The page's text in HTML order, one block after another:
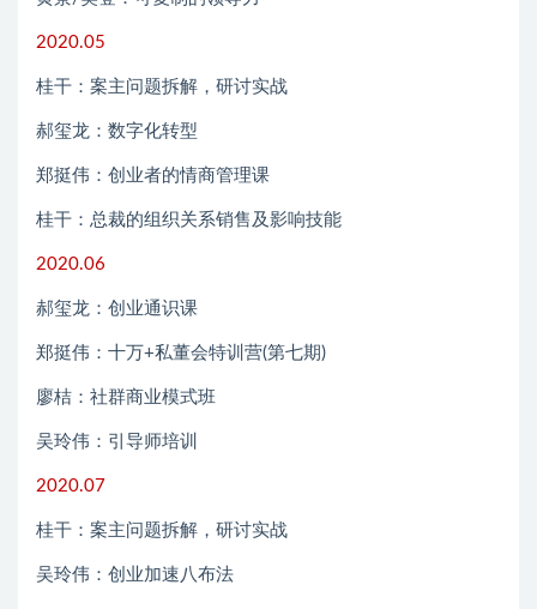
2020.05
桂干：案主问题拆解，研讨实战
郝玺龙：数字化转型
郑挺伟：创业者的情商管理课
桂干：总裁的组织关系销售及影响技能
2020.06
郝玺龙：创业通识课
郑挺伟：十万+私董会特训营(第七期)
廖桔：社群商业模式班
吴玲伟：引导师培训
2020.07
桂干：案主问题拆解，研讨实战
吴玲伟：创业加速八布法